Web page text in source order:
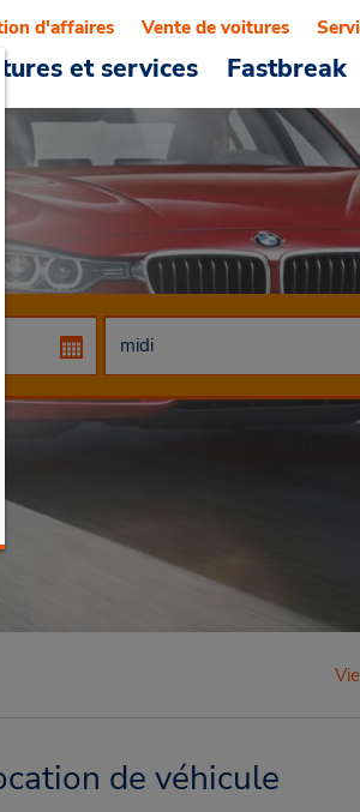
et services Fastbreak
d'affaires Vente de voitures
de véhicule